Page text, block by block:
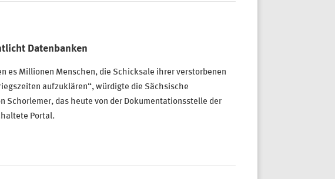
Datenbanken
es Millionen Menschen, die Schicksale ihrer verstorbenen
aufzuklären“, würdigte die Sächsische
Schorlemer, das heute von der Dokumentationsstelle der
Portal.